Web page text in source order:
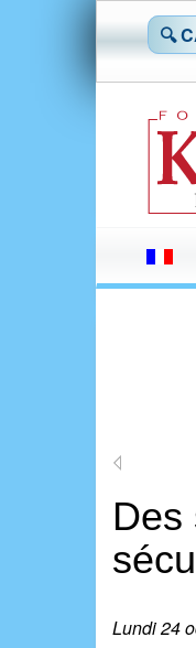
🔍
Des
Lundi 24